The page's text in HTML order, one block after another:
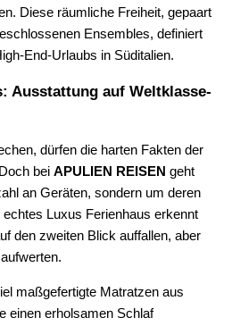
Diese räumliche Freiheit, gepaart
Ensembles, definiert
End-Urlaubs in Süditalien.
Ausstattung auf Weltklasse-
dürfen die harten Fakten der
beiAPULIEN REISEN geht
an Geräten, sondern um deren
Luxus Ferienhaus erkennt
den zweiten Blick auffallen, aber
maßgefertigte Matratzen aus
einen erholsamen Schlaf